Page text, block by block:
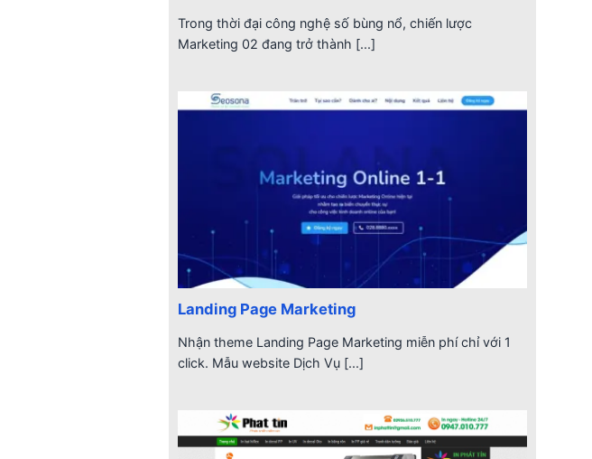
Trong thời đại công nghệ số bùng nổ, chiến lược
Marketing 02 đang trở thành [...]
Landing Page Marketing
Nhận theme Landing Page Marketing miễn phí chỉ với 1
click. Mẫu website Dịch Vụ [...]